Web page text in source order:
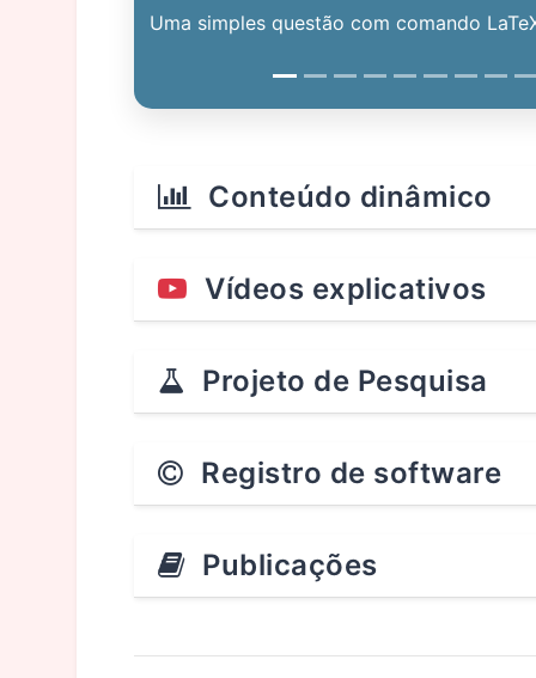
Uma simples questão com comando
Conteúdo dinâmico
Vídeos explicativos
Projeto de Pesquisa
Registro de software
Publicações